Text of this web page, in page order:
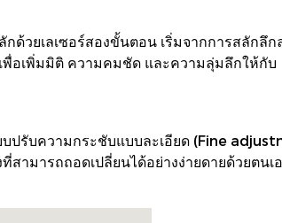
ด้วยเลเซอร์สองขั้นตอน เริ่มจากการสลักลึก
พื่อเพิ่มมิติ ความคมชัด และความลุ่มลึกให้กับ
รับความกระชับแบบละเอียด (Fine
ามารถถอดเปลี่ยนได้อย่างง่ายดายด้วยตนเ